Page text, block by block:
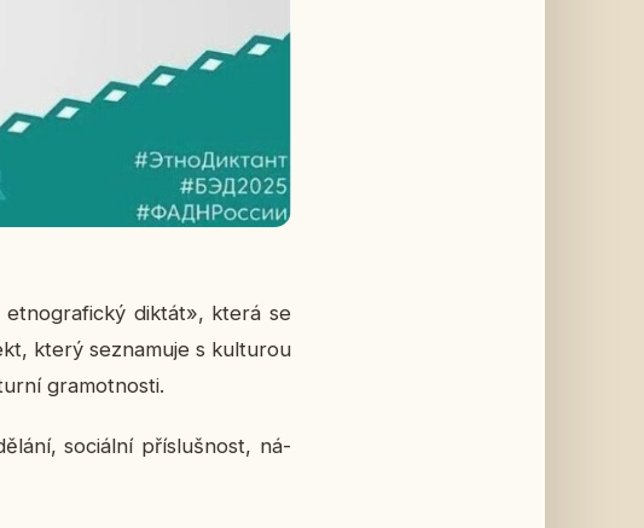
et­no­gra­fic­ký diktát», která se
který se­zna­mu­je s kul­tu­rou
gra­mot­nos­ti.
so­ci­ál­ní pří­sluš­nost, ná­